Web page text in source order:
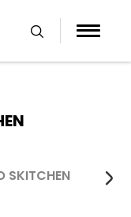
SKITCHEN